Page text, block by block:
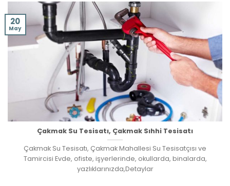
Çakmak Su Tesisatı, Çakmak Sıhhi Tesisatı
Çakmak Su Tesisatı, Çakmak Mahallesi Su Tesisatçısı ve
Tamircisi Evde, ofiste, işyerlerinde, okullarda, binalarda,
yazlıklarınızda,Detaylar
20
May